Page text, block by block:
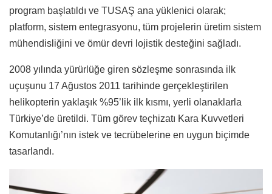
program başlatıldı ve TUSAŞ ana yüklenici olarak;
platform, sistem entegrasyonu, tüm projelerin üretim sistem
mühendisliğini ve ömür devri lojistik desteğini sağladı.
2008 yılında yürürlüğe giren sözleşme sonrasında ilk
uçuşunu 17 Ağustos 2011 tarihinde gerçekleştirilen
helikopterin yaklaşık %95’lik ilk kısmı, yerli olanaklarla
Türkiye’de üretildi. Tüm görev teçhizatı Kara Kuvvetleri
Komutanlığı’nın istek ve tecrübelerine en uygun biçimde
tasarlandı.